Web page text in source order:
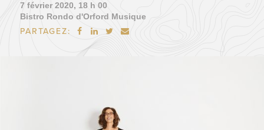
7 février 2020, 18 h 00
Bistro Rondo d'Orford Musique
PARTAGEZ:    